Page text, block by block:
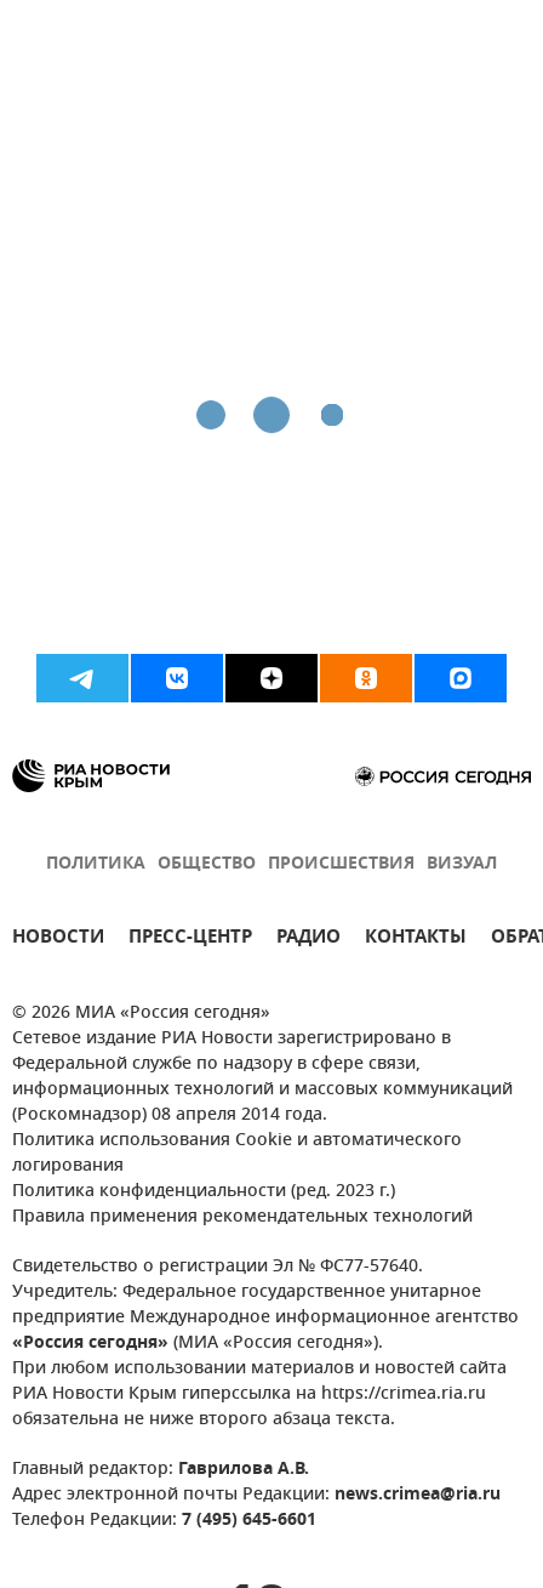
ПОЛИТИКА ОБЩЕСТВО ПРОИСШЕСТВИЯ ВИЗУАЛ
НОВОСТИ ПРЕСС-ЦЕНТР РАДИО КОНТАКТЫ
© 2026 МИА «Россия сегодня»
Сетевое издание РИА Новости зарегистрировано в
Федеральной службе по надзору в сфере связи,
информационных технологий и массовых коммуникаций
(Роскомнадзор) 08 апреля 2014 года.
Политика использования Cookie и автоматического
логирования
Политика конфиденциальности (ред. 2023 г.)
Правила применения рекомендательных технологий
Свидетельство о регистрации Эл № ФС77-57640.
Учредитель: Федеральное государственное унитарное
предприятие Международное информационное агентство
«Россия сегодня» (МИА «Россия сегодня»).
При любом использовании материалов и новостей сайта
РИА Новости Крым гиперссылка на https://crimea.ria.ru
обязательна не ниже второго абзаца текста.
Главный редактор: Гаврилова А.В.
Адрес электронной почты Редакции: news.crimea@ria.ru
Телефон Редакции: 7 (495) 645-6601